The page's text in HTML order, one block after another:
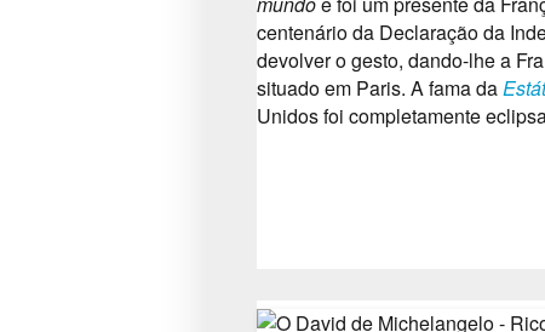
centenário da Declaração da
devolver o gesto, dando-lhe a
situado em Paris. A fama da
Unidos foi completamente